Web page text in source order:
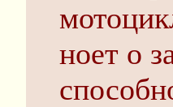
ноет о